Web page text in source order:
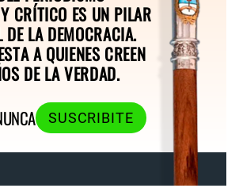
CRÍTICO ES UN PILAR
DE LA DEMOCRACIA.
A QUIENES CREEN
DE LA VERDAD.
SUSCRIBITE